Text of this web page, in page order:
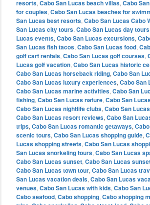
resorts, Cabo San Lucas beach villas, Cabo
for couples, Cabo San Lucas beaches for
San Lucas best resorts, Cabo San Lucas Cabo
San Lucas city tours, Cabo San Lucas day tours
Lucas events, Cabo San Lucas excursions,
San Lucas fish tacos, Cabo San Lucas food,
golf cart rentals, Cabo San Lucas golf courses,
Lucas golf vacation, Cabo San Lucas historic
Cabo San Lucas horseback riding, Cabo San
Cabo San Lucas luxury experiences, Cabo San
Cabo San Lucas marine activities, Cabo San
fishing, Cabo San Lucas nature, Cabo San
Cabo San Lucas nightlife clubs, Cabo San
Cabo San Lucas resort reviews, Cabo San
trips, Cabo San Lucas romantic getaways,
scenic tours, Cabo San Lucas shopping guide,
Lucas shopping streets, Cabo San Lucas
San Lucas snorkeling tours, Cabo San Lucas
Cabo San Lucas sunset, Cabo San Lucas
Cabo San Lucas town tour, Cabo San Lucas
San Lucas vacation deals, Cabo San Lucas
venues, Cabo San Lucas with kids, Cabo San
Cabo seafood, Cabo shopping, Cabo shopping